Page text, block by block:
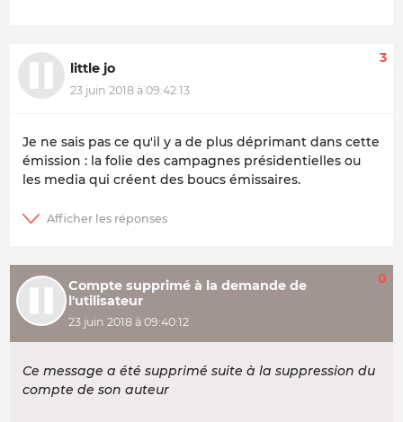
little jo
23 juin 2018 à 09:42:13
3
Je ne sais pas ce qu'il y a de plus déprimant dans cette
émission : la folie des campagnes présidentielles ou
les media qui créent des boucs émissaires.
Compte supprimé à la demande de
l'utilisateur
23 juin 2018 à 09:40:12
0
Ce message a été supprimé suite à la suppression du
compte de son auteur